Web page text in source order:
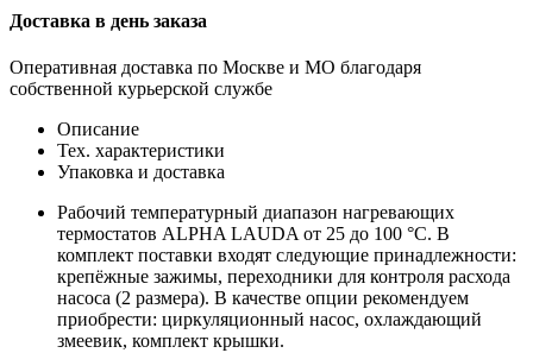
Доставка в день заказа
Оперативная доставка по Москве и МО благодаря
собственной курьерской службе
Описание
Тех. характеристики
Упаковка и доставка
Рабочий температурный диапазон нагревающих
термостатов ALPHA LAUDA от 25 до 100 °C. В
комплект поставки входят следующие принадлежности:
крепёжные зажимы, переходники для контроля расхода
насоса (2 размера). В качестве опции рекомендуем
приобрести: циркуляционный насос, охлаждающий
змеевик, комплект крышки.